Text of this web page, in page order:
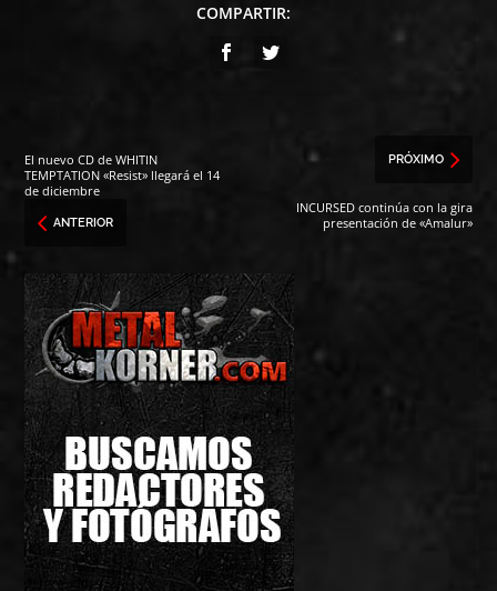
COMPARTIR:
El nuevo CD de WHITIN
TEMPTATION «Resist» llegará el 14
de diciembre
ANTERIOR
PRÓXIMO
INCURSED continúa con la gira
presentación de «Amalur»